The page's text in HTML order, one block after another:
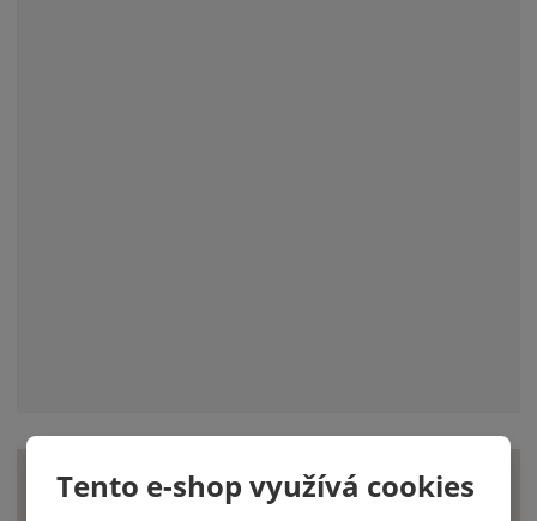
Tento e-shop využívá cookies